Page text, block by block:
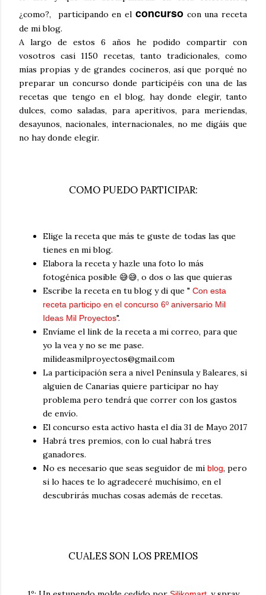
¿como?, participando en el concursocon una receta
de mi blog.
A largo de estos 6 años he podido compartir con
vosotros casi 1150 recetas, tanto tradicionales, como
mías propias y de grandes cocineros, así que porqué no
preparar un concurso donde participéis con una de las
recetas que tengo en el blog, hay donde elegir, tanto
dulces, como saladas, para aperitivos, para meriendas,
desayunos, nacionales, internacionales, no me digáis que
no hay donde elegir.
COMO PUEDO PARTICIPAR:
Elige la receta que más te guste de todas las que
tienes en mi blog.
Elabora la receta y hazle una foto lo más
fotogénica posible 😅😅, o dos o las que quieras
Escribe la receta en tu blog y di que " Con esta
receta participo en el concurso 6º aniversario Mil
Ideas Mil Proyectos".
Envíame el link de la receta a mi correo, para que
yo la vea y no se me pase.
milideasmilproyectos@gmail.com
La participación sera a nivel Península y Baleares, si
alguien de Canarias quiere participar no hay
problema pero tendrá que correr con los gastos
de envío.
El concurso esta activo hasta el día 31 de Mayo 2017
Habrá tres premios, con lo cual habrá tres
ganadores.
No es necesario que seas seguidor de mi blog, pero
si lo haces te lo agradeceré muchísimo, en el
descubrirás muchas cosas además de recetas.
CUALES SON LOS PREMIOS